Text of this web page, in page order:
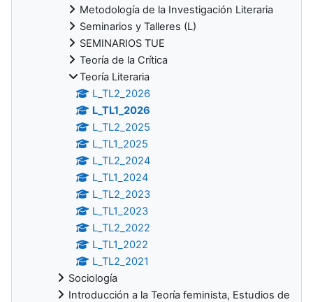
Metodología de la Investigación Literaria
Seminarios y Talleres (L)
SEMINARIOS TUE
Teoría de la Crítica
Teoría Literaria
L_TL2_2026
L_TL1_2026
L_TL2_2025
L_TL1_2025
L_TL2_2024
L_TL1_2024
L_TL2_2023
L_TL1_2023
L_TL2_2022
L_TL1_2022
L_TL2_2021
Sociología
Introducción a la Teoría feminista, Estudios de